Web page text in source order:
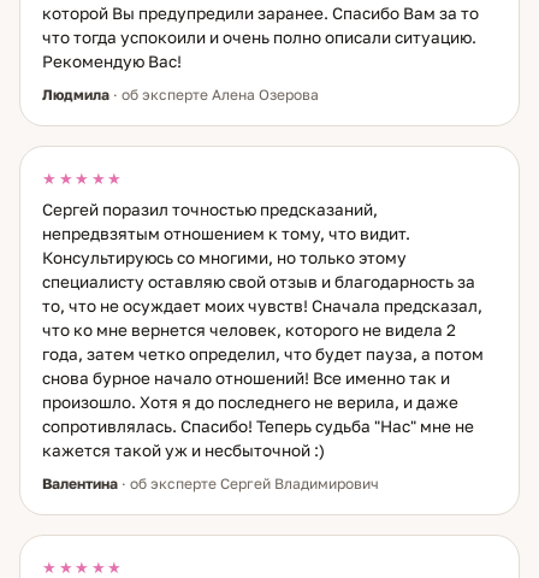
которой Вы предупредили заранее. Спасибо Вам за то
что тогда успокоили и очень полно описали ситуацию.
Рекомендую Вас!
Людмила · об эксперте Алена Озерова
★★★★★
Сергей поразил точностью предсказаний,
непредвзятым отношением к тому, что видит.
Консультируюсь со многими, но только этому
специалисту оставляю свой отзыв и благодарность за
то, что не осуждает моих чувств! Сначала предсказал,
что ко мне вернется человек, которого не видела 2
года, затем четко определил, что будет пауза, а потом
снова бурное начало отношений! Все именно так и
произошло. Хотя я до последнего не верила, и даже
сопротивлялась. Спасибо! Теперь судьба "Нас" мне не
кажется такой уж и несбыточной :)
Валентина · об эксперте Сергей Владимирович
★★★★★